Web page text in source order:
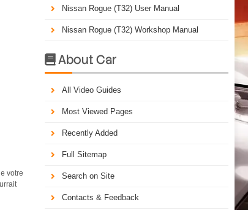
votre
Nissan Rogue (T32) User Manual
Nissan Rogue (T32) Workshop Manual
About Car
All Video Guides
Most Viewed Pages
Recently Added
Full Sitemap
Search on Site
Contacts & Feedback